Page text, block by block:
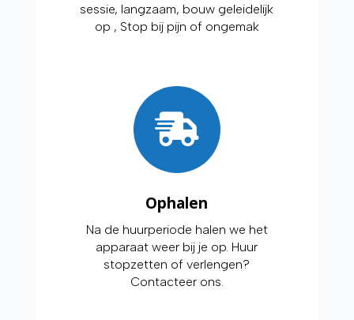
sessie, langzaam, bouw geleidelijk
op , Stop bij pijn of ongemak
Ophalen
Na de huurperiode halen we het
apparaat weer bij je op. Huur
stopzetten of verlengen?
Contacteer ons.